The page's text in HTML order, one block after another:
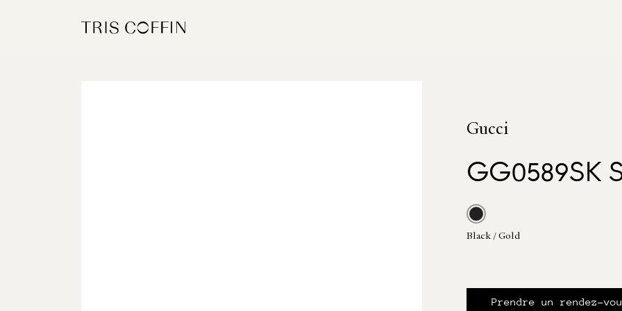
Gucci
GG0589SK
Black / Gold
Prendre un rendez-